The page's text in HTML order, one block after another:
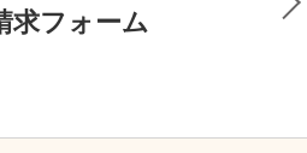
求フォーム